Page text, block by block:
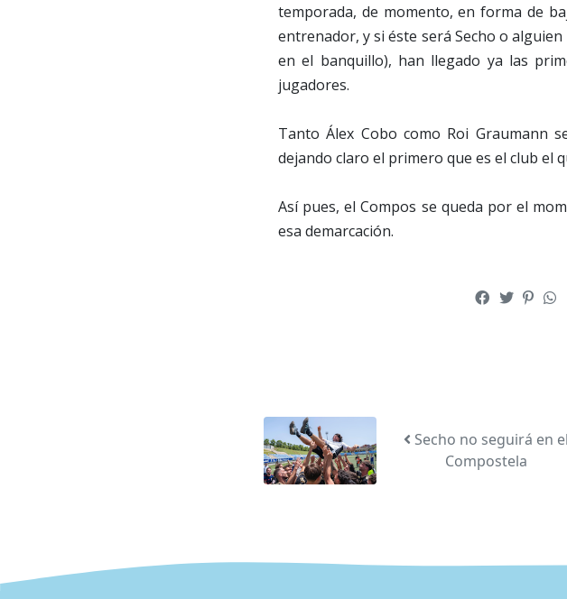
temporada, de momento, en forma de
entrenador, y si éste será Secho o
en el banquillo), han llegado ya las
jugadores.
Tanto Álex Cobo como Roi Graumann
dejando claro el primero que es el club el
Así pues, el Compos se queda por el
esa demarcación.
Secho no seguirá en el
Compostela